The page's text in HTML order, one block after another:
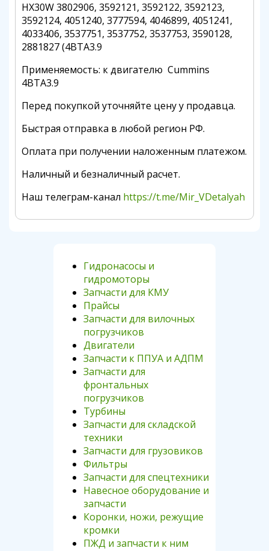
HX30W 3802906, 3592121, 3592122, 3592123,
3592124, 4051240, 3777594, 4046899, 4051241,
4033406, 3537751, 3537752, 3537753, 3590128,
2881827 (4BTA3.9
Применяемость: к двигателю Cummins
4BTA3.9
Перед покупкой уточняйте цену у продавца.
Быстрая отправка в любой регион РФ.
Оплата при получении наложенным платежом.
Наличный и безналичный расчет.
Наш телеграм-канал https://t.me/Mir_VDetalyah
Гидронасосы и
гидромоторы
Запчасти для КМУ
Прайсы
Запчасти для вилочных
погрузчиков
Двигатели
Запчасти к ППУА и АДПМ
Запчасти для
фронтальных
погрузчиков
Турбины
Запчасти для складской
техники
Запчасти для грузовиков
Фильтры
Запчасти для спецтехники
Навесное оборудование и
запчасти
Коронки, ножи, режущие
кромки
ПЖД и запчасти к ним